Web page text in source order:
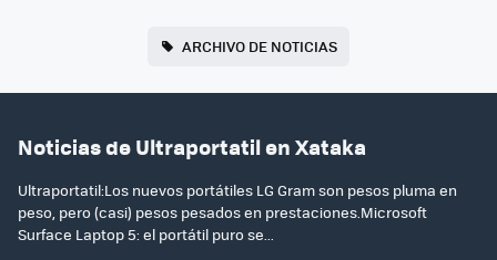
ARCHIVO DE NOTICIAS
Noticias de Ultraportatil en Xataka
Ultraportatil:Los nuevos portátiles LG Gram son pesos pluma en
peso, pero (casi) pesos pesados en prestaciones.Microsoft
Surface Laptop 5: el portátil puro se...